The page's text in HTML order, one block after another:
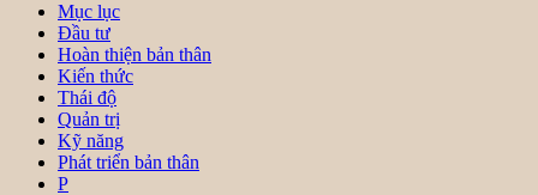
Mục lục
Đầu tư
Hoàn thiện bản thân
Kiến thức
Thái độ
Quản trị
Kỹ năng
Phát triển bản thân
P